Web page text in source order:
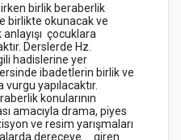
birlik beraberlik
birlikte okunacak ve
çocuklara
Derslerde Hz.
hadislerine yer
ibadetlerin birlik ve
yapılacaktır.
konularının
amacıyla drama, piyes
ve resim yarışmaları
dereceye giren